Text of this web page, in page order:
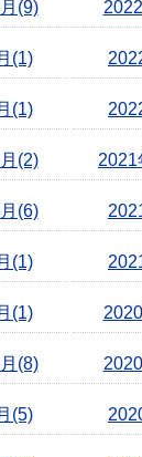
(9)
(1)
(1)
(2) 2021
(6)
(1)
(1)
(8)
(5)